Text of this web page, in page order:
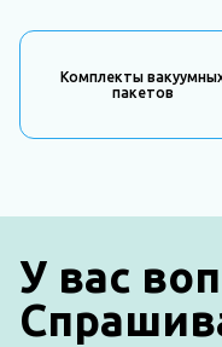
Комплекты
пакетов
У вас